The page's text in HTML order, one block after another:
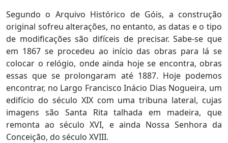
Segundo o Arquivo Histórico de Góis, a construção
original sofreu alterações, no entanto, as datas e o tipo
de modificações são difíceis de precisar. Sabe-se que
em 1867 se procedeu ao início das obras para lá se
colocar o relógio, onde ainda hoje se encontra, obras
essas que se prolongaram até 1887. Hoje podemos
encontrar, no Largo Francisco Inácio Dias Nogueira, um
edifício do século XIX com uma tribuna lateral, cujas
imagens são Santa Rita talhada em madeira, que
remonta ao século XVI, e ainda Nossa Senhora da
Conceição, do século XVIII.